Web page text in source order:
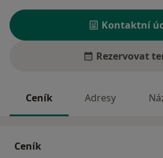
Kontaktní
Rezervovat
Ceník Adresy
Ceník